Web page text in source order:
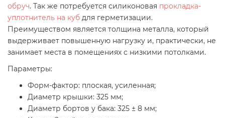
обруч. Так же потребуется силиконовая прокладка-
уплотнитель на куб для герметизации.
Преимуществом является толщина металла, который
выдерживает повышенную нагрузку и, практически, не
занимает места в помещениях с низкими потолками.
Параметры:
Форм-фактор: плоская, усиленная;
Диаметр крышки: 325 мм;
Диаметр бортов у бака: 325 ± 8 мм;